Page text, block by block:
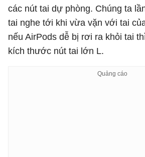
các nút tai dự phòng. Chúng ta
tai nghe tới khi vừa vặn với tai
nếu AirPods dễ bị rơi ra khỏi tai
kích thước nút tai lớn L.